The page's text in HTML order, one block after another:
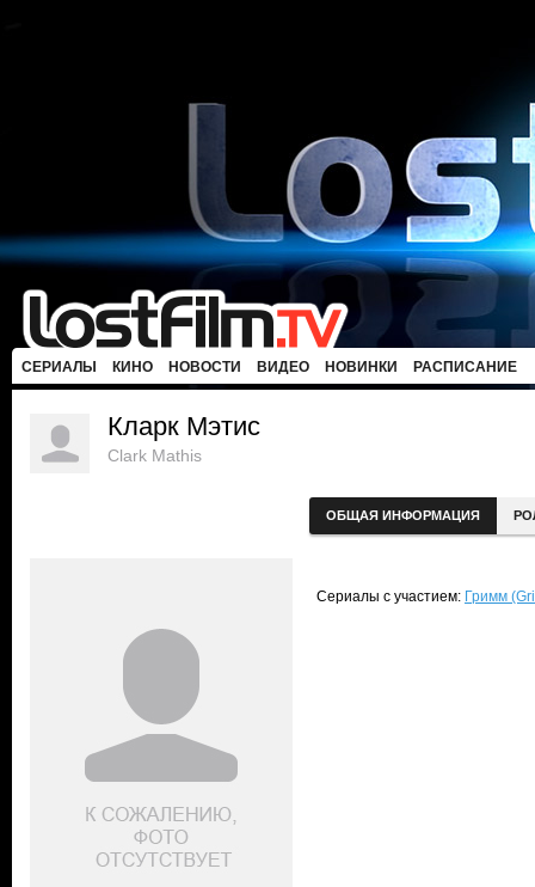
СЕРИАЛЫ КИНО НОВОСТИ ВИДЕО НОВИНКИ РАСПИСАНИЕ
Кларк Мэтис
Clark Mathis
ОБЩАЯ ИНФОРМАЦИЯ
Сериалы с участием: Гримм